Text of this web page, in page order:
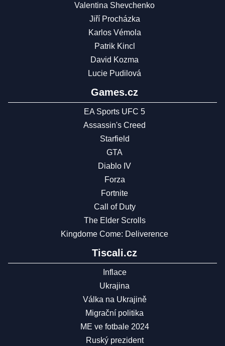
Valentina Shevchenko
Jiří Procházka
Karlos Vémola
Patrik Kincl
David Kozma
Lucie Pudilová
Games.cz
EA Sports UFC 5
Assassin's Creed
Starfield
GTA
Diablo IV
Forza
Fortnite
Call of Duty
The Elder Scrolls
Kingdome Come: Deliverence
Tiscali.cz
Inflace
Ukrajina
Válka na Ukrajině
Migrační politika
ME ve fotbale 2024
Ruský prezident